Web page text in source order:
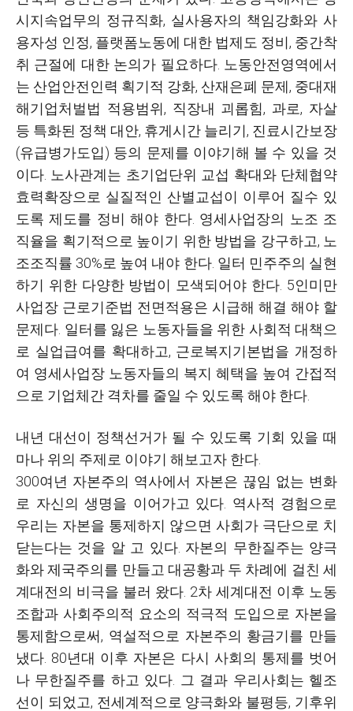
시지속업무의 정규직화, 실사용자의 책임강화와 사
용자성 인정, 플랫폼노동에 대한 법제도 정비, 중간착
취 근절에 대한 논의가 필요하다. 노동안전영역에서
는 산업안전인력 획기적 강화, 산재은폐 문제, 중대재
해기업처벌법 적용범위, 직장내 괴롭힘, 과로, 자살
등 특화된 정책 대안, 휴게시간 늘리기, 진료시간보장
(유급병가도입) 등의 문제를 이야기해 볼 수 있을 것
이다. 노사관계는 초기업단위 교섭 확대와 단체협약
효력확장으로 실질적인 산별교섭이 이루어 질수 있
도록 제도를 정비 해야 한다. 영세사업장의 노조 조
직율을 획기적으로 높이기 위한 방법을 강구하고, 노
조조직률 30%로 높여 내야 한다. 일터 민주주의 실현
하기 위한 다양한 방법이 모색되어야 한다. 5인미만
사업장 근로기준법 전면적용은 시급해 해결 해야 할
문제다. 일터를 잃은 노동자들을 위한 사회적 대책으
로 실업급여를 확대하고, 근로복지기본법을 개정하
여 영세사업장 노동자들의 복지 혜택을 높여 간접적
으로 기업체간 격차를 줄일 수 있도록 해야 한다.
내년 대선이 정책선거가 될 수 있도록 기회 있을 때
마나 위의 주제로 이야기 해보고자 한다.
300여년 자본주의 역사에서 자본은 끊임 없는 변화
로 자신의 생명을 이어가고 있다. 역사적 경험으로
우리는 자본을 통제하지 않으면 사회가 극단으로 치
닫는다는 것을 알 고 있다. 자본의 무한질주는 양극
화와 제국주의를 만들고 대공황과 두 차례에 걸친 세
계대전의 비극을 불러 왔다. 2차 세계대전 이후 노동
조합과 사회주의적 요소의 적극적 도입으로 자본을
통제함으로써, 역설적으로 자본주의 황금기를 만들
냈다. 80년대 이후 자본은 다시 사회의 통제를 벗어
나 무한질주를 하고 있다. 그 결과 우리사회는 헬조
선이 되었고, 전세계적으로 양극화와 불평등, 기후위